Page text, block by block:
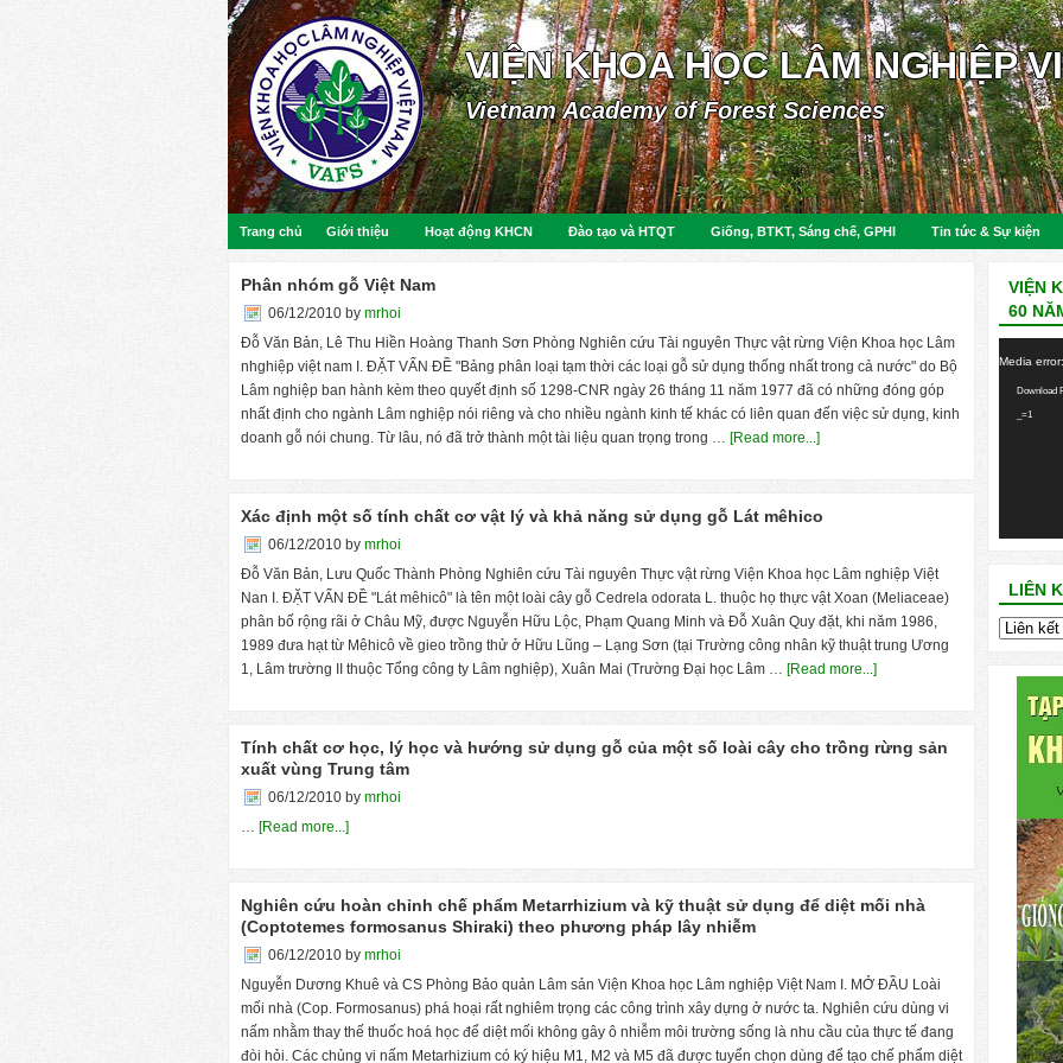
VIỆN KHOA HỌC LÂM NGHIỆP
Vietnam Academy of Forest Sciences
Trang chủ Giới thiệu Hoạt động KHCN Đào tạo và HTQT Giống, BTKT, Sáng chế, GPHI Tin tức & Sự kiện
Phân nhóm gỗ Việt Nam
06/12/2010 by mrhoi
Đỗ Văn Bản, Lê Thu Hiền Hoàng Thanh Sơn Phòng Nghiên cứu Tài nguyên Thực vật rừng Viện Khoa học Lâm
nhghiệp việt nam I. ĐẶT VẤN ĐỀ "Bảng phân loại tạm thời các loại gỗ sử dụng thống nhất trong cả nước" do Bộ
Lâm nghiệp ban hành kèm theo quyết định số 1298-CNR ngày 26 tháng 11 năm 1977 đã có những đóng góp
nhất định cho ngành Lâm nghiệp nói riêng và cho nhiều ngành kinh tế khác có liên quan đến việc sử dụng, kinh
doanh gỗ nói chung. Từ lâu, nó đã trở thành một tài liệu quan trọng trong … [Read more...]
Xác định một số tính chất cơ vật lý và khả năng sử dụng gỗ Lát mêhico
06/12/2010 by mrhoi
Đỗ Văn Bản, Lưu Quốc Thành Phòng Nghiên cứu Tài nguyên Thực vật rừng Viện Khoa học Lâm nghiệp Việt
Nan I. ĐẶT VẤN ĐỀ "Lát mêhicô" là tên một loài cây gỗ Cedrela odorata L. thuộc họ thực vật Xoan (Meliaceae)
phân bố rộng rãi ở Châu Mỹ, được Nguyễn Hữu Lộc, Phạm Quang Minh và Đỗ Xuân Quy đặt, khi năm 1986,
1989 đưa hạt từ Mêhicô về gieo trồng thử ở Hữu Lũng – Lạng Sơn (tại Trường công nhân kỹ thuật trung Ương
1, Lâm trường II thuộc Tổng công ty Lâm nghiệp), Xuân Mai (Trường Đại học Lâm … [Read more...]
Tính chất cơ học, lý học và hướng sử dụng gỗ của một số loài cây cho trồng rừng sản
xuất vùng Trung tâm
06/12/2010 by mrhoi
… [Read more...]
Nghiên cứu hoàn chỉnh chế phẩm Metarrhizium và kỹ thuật sử dụng để diệt mối nhà
(Coptotemes formosanus Shiraki) theo phương pháp lây nhiễm
06/12/2010 by mrhoi
Nguyễn Dương Khuê và CS Phòng Bảo quản Lâm sản Viện Khoa học Lâm nghiệp Việt Nam I. MỞ ĐẦU Loài
mối nhà (Cop. Formosanus) phá hoại rất nghiêm trọng các công trình xây dựng ở nước ta. Nghiên cứu dùng vi
nấm nhằm thay thế thuốc hoá học để diệt mối không gây ô nhiễm môi trường sống là nhu cầu của thực tế đang
đòi hỏi. Các chủng vi nấm Metarhizium có ký hiệu M1, M2 và M5 đã được tuyển chọn dùng để tạo chế phẩm diệt
VIỆN
60
Media
Download
_=1
LIÊN